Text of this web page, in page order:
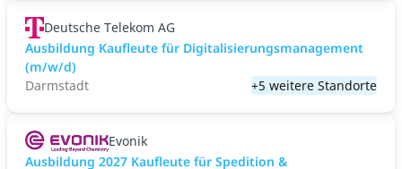
Deutsche Telekom AG
Ausbildung Kaufleute für Digitalisierungsmanagement
(m/w/d)
Darmstadt
+5 weitere Standorte
Evonik
Ausbildung 2027 Kaufleute für Spedition &